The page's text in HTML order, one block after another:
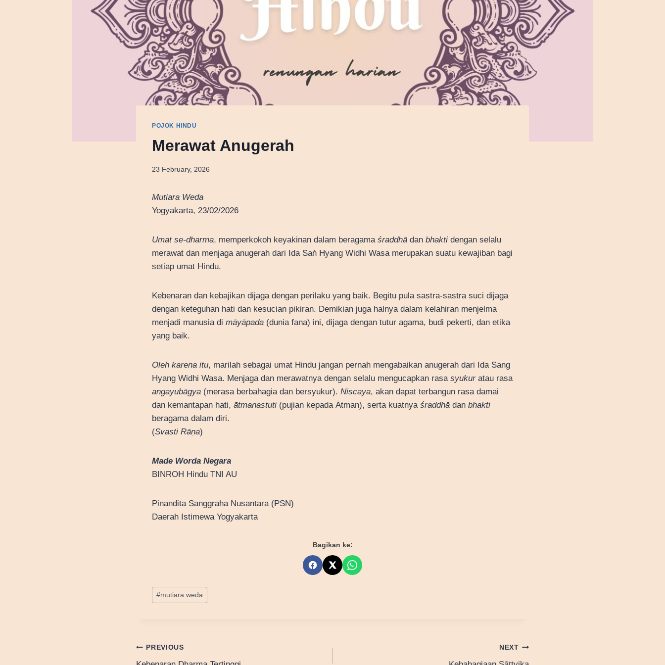
POJOK HINDU
Merawat Anugerah
23 February, 2026
Mutiara Weda
Yogyakarta, 23/02/2026
Umat se-dharma, memperkokoh keyakinan dalam beragama śraddhā dan bhakti dengan selalu
merawat dan menjaga anugerah dari Ida Saṅ Hyang Widhi Wasa merupakan suatu kewajiban bagi
setiap umat Hindu.
Kebenaran dan kebajikan dijaga dengan perilaku yang baik. Begitu pula sastra-sastra suci dijaga
dengan keteguhan hati dan kesucian pikiran. Demikian juga halnya dalam kelahiran menjelma
menjadi manusia di māyāpada (dunia fana) ini, dijaga dengan tutur agama, budi pekerti, dan etika
yang baik.
Oleh karena itu, marilah sebagai umat Hindu jangan pernah mengabaikan anugerah dari Ida Sang
Hyang Widhi Wasa. Menjaga dan merawatnya dengan selalu mengucapkan rasa syukuratau rasa
angayubāgya (merasa berbahagia dan bersyukur). Niscaya, akan dapat terbangun rasa damai
dan kemantapan hati, ātmanastuti (pujian kepada Ātman), serta kuatnya śraddhā dan bhakti
beragama dalam diri.
(Svasti Rāṇa)
Made Worda Negara
BINROH Hindu TNI AU
Pinandita Sanggraha Nusantara (PSN)
Daerah Istimewa Yogyakarta
Bagikan ke:
Post
Tags:
#mutiara weda
Post
PREVIOUS NEXT